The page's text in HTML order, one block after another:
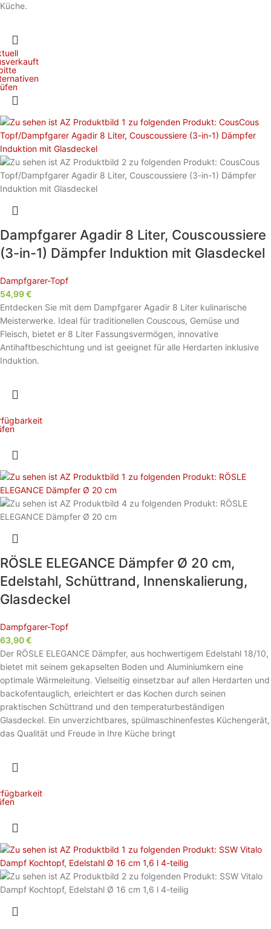
Küche.
Dampfgarer Agadir 8 Liter, Couscoussiere
(3-in-1) Dämpfer Induktion mit Glasdeckel
Dampfgarer-Topf
54,99€
Entdecken Sie mit dem Dampfgarer Agadir 8 Liter kulinarische
Meisterwerke. Ideal für traditionellen Couscous, Gemüse und
Fleisch, bietet er 8 Liter Fassungsvermögen, innovative
Antihaftbeschichtung und ist geeignet für alle Herdarten inklusive
Induktion.
RÖSLE ELEGANCE Dämpfer Ø 20 cm,
Edelstahl, Schüttrand, Innenskalierung,
Glasdeckel
Dampfgarer-Topf
63,90€
Der RÖSLE ELEGANCE Dämpfer, aus hochwertigem Edelstahl 18/10,
bietet mit seinem gekapselten Boden und Aluminiumkern eine
optimale Wärmeleitung. Vielseitig einsetzbar auf allen Herdarten und
backofentauglich, erleichtert er das Kochen durch seinen
praktischen Schüttrand und den temperaturbeständigen
Glasdeckel. Ein unverzichtbares, spülmaschinenfestes Küchengerät,
das Qualität und Freude in Ihre Küche bringt